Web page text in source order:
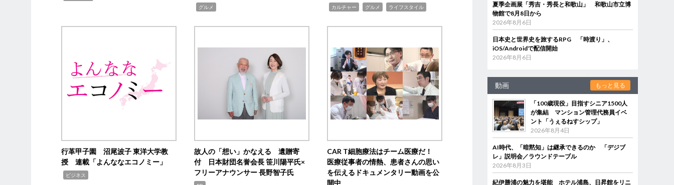
グルメ カルチャー グルメ ライフスタイル
行革甲子園 沼尾波子 東洋大学教
授 連載「よんななエコノミー」
ビジネス
故人の「想い」かなえる 遺贈寄
付 日本財団名誉会長 笹川陽平氏×
フリーアナウンサー 長野智子氏
CAR T細胞療法はチーム医療だ！
医療従事者の情熱、患者さんの思い
を伝えるドキュメンタリー動画を公
開中
夏季企画展「秀吉・秀長と和歌山」 和歌山市立博
物館で8月8日から
2026年8月6日
日本史と世界史を旅するRPG 「時渡り」、
iOS/Androidで配信開始
2026年8月6日
動画 もっと見る
「100歳現役」目指すシニア1500人
が集結 マンション管理代務員イベ
ント「うぇるねすシップ」
2026年8月4日
AI時代、「暗黙知」は継承できるのか 「デジブ
レ」説明会／ラウンドテーブル
2026年8月3日
紀伊勝浦の魅力を堪能 ホテル浦島、日昇館をリニ